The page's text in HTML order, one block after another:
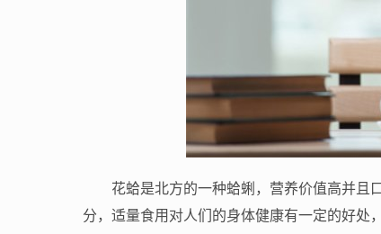
花蛤是北方的一种蛤蜊，营养价值高并且
分，适量食用对人们的身体健康有一定的好处